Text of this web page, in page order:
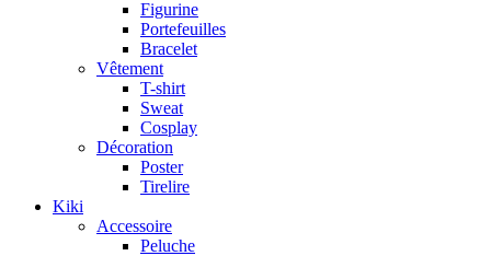
Figurine
Portefeuilles
Bracelet
Vêtement
T-shirt
Sweat
Cosplay
Décoration
Poster
Tirelire
Kiki
Accessoire
Peluche